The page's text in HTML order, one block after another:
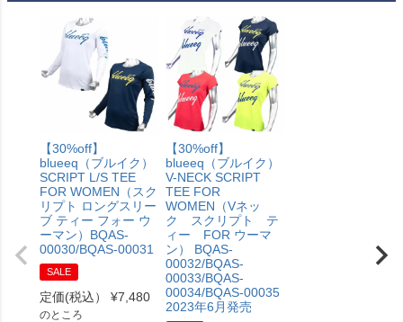
【30%off】
blueeq（ブルイク）
SCRIPT L/S TEE
FOR WOMEN（スク
リプト ロングスリー
ブ ティー フォー ウ
ーマン）BQAS-
00030/BQAS-00031
SALE
定価(税込） ¥7,480
のところ
【30%off】
blueeq（ブルイク）
V-NECK SCRIPT
TEE FOR
WOMEN（Vネッ
ク スクリプト テ
ィー FOR ウーマ
ン） BQAS-
00032/BQAS-
00033/BQAS-
00034/BQAS-00035
2023年6月発売